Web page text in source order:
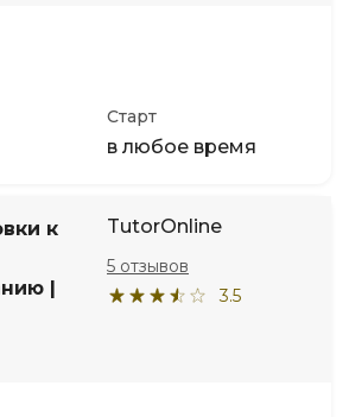
Старт
в любое время
к
|
TutorOnline
3.5
5 отзывов